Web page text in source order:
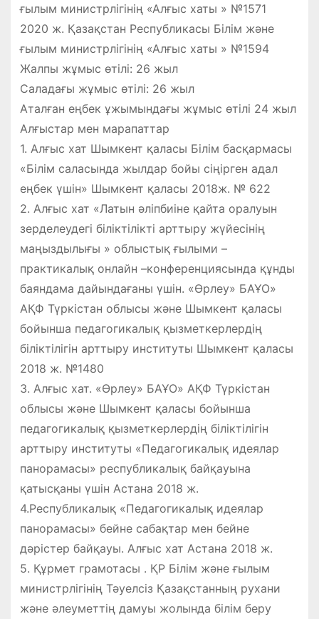
ғылым министрлігінің «Алғыс хаты » №1571
2020 ж. Қазақстан Республикасы Білім және
ғылым министрлігінің «Алғыс хаты » №1594
Жалпы жұмыс өтілі: 26 жыл
Саладағы жұмыс өтілі: 26 жыл
Аталған еңбек ұжымындағы жұмыс өтілі 24 жыл
Алғыстар мен марапаттар
1. Алғыс хат Шымкент қаласы Білім басқармасы
«Білім саласында жылдар бойы сіңірген адал
еңбек үшін» Шымкент қаласы 2018ж. № 622
2. Алғыс хат «Латын әліпбиіне қайта оралуын
зерделеудегі біліктілікті арттыру жүйесінің
маңыздылығы » облыстық ғылыми –
практикалық онлайн –конференциясында құнды
баяндама дайындағаны үшін. «Өрлеу» БАҰО»
АҚФ Түркістан облысы және Шымкент қаласы
бойынша педагогикалық қызметкерлердің
біліктілігін арттыру институты Шымкент қаласы
2018 ж. №1480
3. Алғыс хат. «Өрлеу» БАҰО» АҚФ Түркістан
облысы және Шымкент қаласы бойынша
педагогикалық қызметкерлердің біліктілігін
арттыру институты «Педагогикалық идеялар
панорамасы» республикалық байқауына
қатысқаны үшін Астана 2018 ж.
4.Республикалық «Педагогикалық идеялар
панорамасы» бейне сабақтар мен бейне
дәрістер байқауы. Алғыс хат Астана 2018 ж.
5. Құрмет грамотасы . ҚР Білім және ғылым
министрлігінің Тәуелсіз Қазақстанның рухани
және әлеуметтің дамуы жолында білім беру